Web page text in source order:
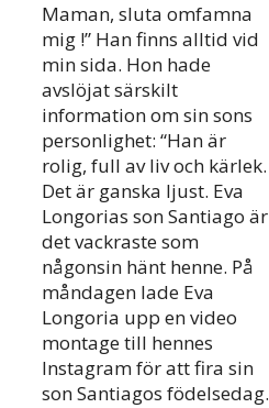
Maman, sluta omfamna
mig !” Han finns alltid vid
min sida. Hon hade
avslöjat särskilt
information om sin sons
personlighet: “Han är
rolig, full av liv och kärlek.
Det är ganska ljust. Eva
Longorias son Santiago är
det vackraste som
någonsin hänt henne. På
måndagen lade Eva
Longoria upp en video
montage till hennes
Instagram för att fira sin
son Santiagos födelsedag.